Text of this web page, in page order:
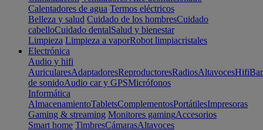
Calentadores de agua Termos eléctricos
Belleza y salud Cuidado de los hombresCuidado
cabelloCuidado dentalSalud y bienestar
Limpieza Limpieza a vaporRobot limpiacristales
Electrónica
Audio y hifi
AuricularesAdaptadoresReproductoresRadiosAltavocesHifi
de sonidoAudio car y GPSMicrófonos
Informática
AlmacenamientoTabletsComplementosPortátilesImpresoras
Gaming & streaming Monitores gamingAccesorios
Smart home TimbresCámarasAltavoces